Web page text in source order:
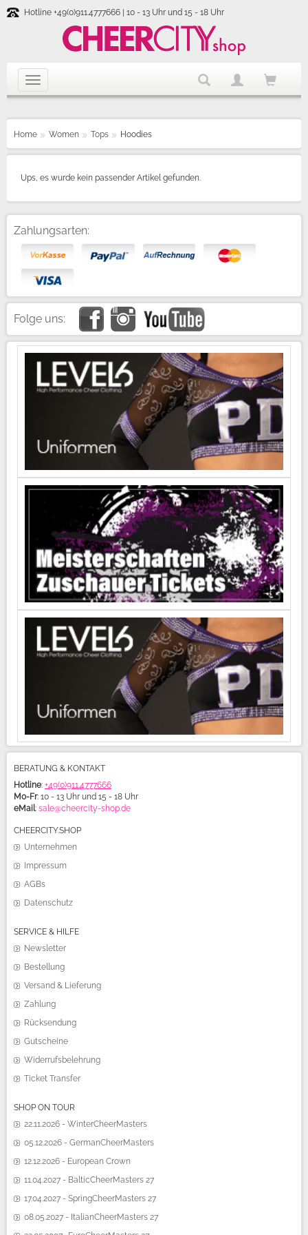
Hotline +49(0)911.4777666 | 10 - 13 Uhr und 15 - 18 Uhr
Home Women Tops Hoodies
Ups, es wurde kein passender Artikel gefunden.
Zahlungsarten:
Folge uns:
BERATUNG & KONTAKT
Hotline: +49(0)911.4777666
Mo-Fr: 10 - 13 Uhr und 15 - 18 Uhr
eMail: sale@cheercity-shop.de
CHEERCITY.SHOP
Unternehmen
Impressum
AGBs
Datenschutz
SERVICE & HILFE
Newsletter
Bestellung
Versand & Lieferung
Zahlung
Rücksendung
Gutscheine
Widerrufsbelehrung
Ticket Transfer
SHOP ON TOUR
22.11.2026 - WinterCheerMasters
05.12.2026 - GermanCheerMasters
12.12.2026 - European Crown
11.04.2027 - BalticCheerMasters 27
17.04.2027 - SpringCheerMasters 27
08.05.2027 - ItalianCheerMasters 27